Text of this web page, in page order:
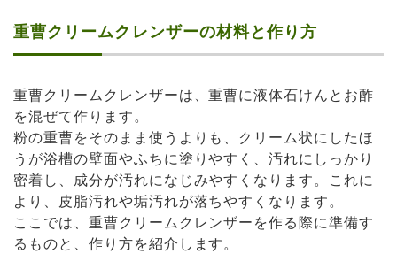
重曹クリームクレンザーの材料と作り方
重曹クリームクレンザーは、重曹に液体石けんとお酢
を混ぜて作ります。
粉の重曹をそのまま使うよりも、クリーム状にしたほ
うが浴槽の壁面やふちに塗りやすく、汚れにしっかり
密着し、成分が汚れになじみやすくなります。これに
より、皮脂汚れや垢汚れが落ちやすくなります。
ここでは、重曹クリームクレンザーを作る際に準備す
るものと、作り方を紹介します。